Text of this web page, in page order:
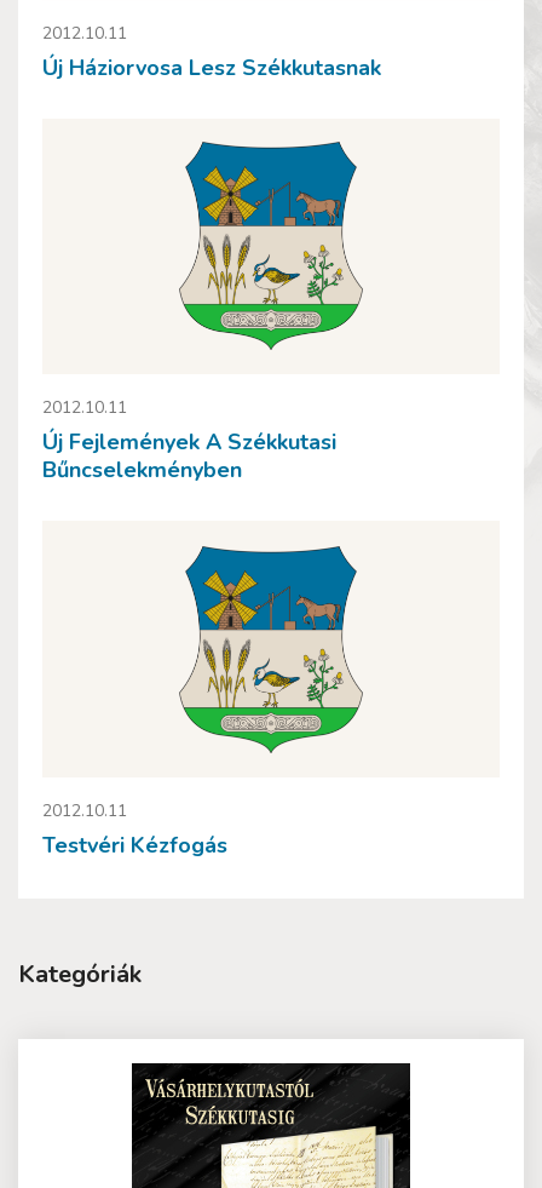
2012.10.11
Új Háziorvosa Lesz Székkutasnak
2012.10.11
Új Fejlemények A Székkutasi
Bűncselekményben
2012.10.11
Testvéri Kézfogás
Kategóriák